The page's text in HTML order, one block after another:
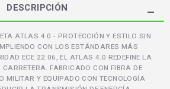
DESCRIPCIÓN
ATLAS 4.0 - PROTECCIÓN Y ESTILO SIN
CON LOS ESTÁNDARES MÁS
ECE 22.06, EL ATLAS 4.0 REDEFINE LA
CARRETERA. FABRICADO CON FIBRA DE
MILITAR Y EQUIPADO CON TECNOLOGÍA